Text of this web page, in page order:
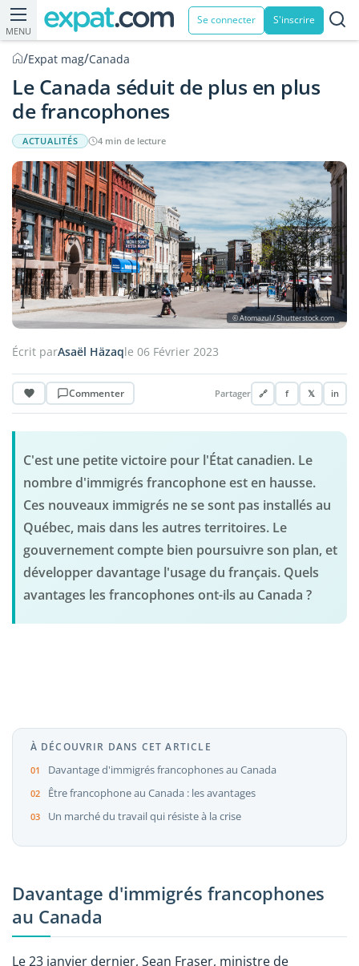
MENU
Se connecter S'inscrire
/Expat mag/Canada
Le Canada séduit de plus en plus
de francophones
ACTUALITÉS 4 min de lecture
© Atomazul / Shutterstock.com
Écrit parAsaël Häzaqle 06 Février 2023
Commenter Partager 🔗 f 𝕏 in
C'est une petite victoire pour l'État canadien. Le
nombre d'immigrés francophone est en hausse.
Ces nouveaux immigrés ne se sont pas installés au
Québec, mais dans les autres territoires. Le
gouvernement compte bien poursuivre son plan, et
développer davantage l'usage du français. Quels
avantages les francophones ont-ils au Canada ?
À DÉCOUVRIR DANS CET ARTICLE
Davantage d'immigrés francophones au Canada
Être francophone au Canada : les avantages
Un marché du travail qui résiste à la crise
Davantage d'immigrés francophones
au Canada
Le 23 janvier dernier, Sean Fraser, ministre de